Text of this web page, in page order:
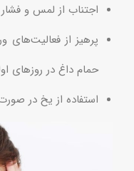
اجتناب از لمس و
پرهیز از فعالیت‌های
حمام داغ در روزهای
استفاده از یخ در